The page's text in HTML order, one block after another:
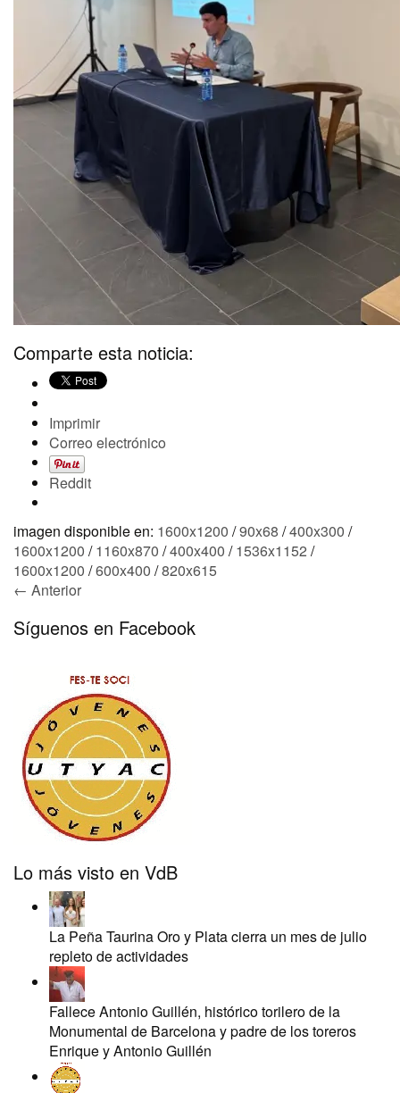
Comparte esta noticia:
Imprimir
Correo electrónico
Reddit
imagen disponible en: 1600x1200 /90x68 /400x300 /
1600x1200 /1160x870 /400x400 /1536x1152 /
1600x1200 /600x400 /820x615
← Anterior
Síguenos en Facebook
Lo más visto en VdB
La Peña Taurina Oro y Plata cierra un mes de julio
repleto de actividades
Fallece Antonio Guillén, histórico torilero de la
Monumental de Barcelona y padre de los toreros
Enrique y Antonio Guillén